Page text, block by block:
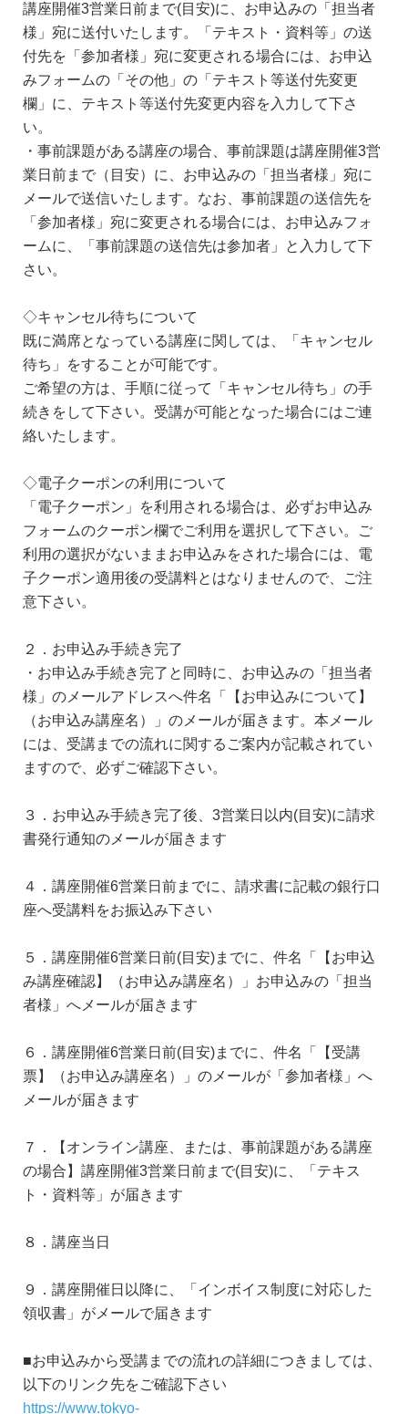
講座開催3営業日前まで(目安)に、お申込みの「担当者
様」宛に送付いたします。「テキスト・資料等」の送
付先を「参加者様」宛に変更される場合には、お申込
みフォームの「その他」の「テキスト等送付先変更
欄」に、テキスト等送付先変更内容を入力して下さ
い。
・事前課題がある講座の場合、事前課題は講座開催3営
業日前まで（目安）に、お申込みの「担当者様」宛に
メールで送信いたします。なお、事前課題の送信先を
「参加者様」宛に変更される場合には、お申込みフォ
ームに、「事前課題の送信先は参加者」と入力して下
さい。
◇キャンセル待ちについて
既に満席となっている講座に関しては、「キャンセル
待ち」をすることが可能です。
ご希望の方は、手順に従って「キャンセル待ち」の手
続きをして下さい。受講が可能となった場合にはご連
絡いたします。
◇電子クーポンの利用について
「電子クーポン」を利用される場合は、必ずお申込み
フォームのクーポン欄でご利用を選択して下さい。ご
利用の選択がないままお申込みをされた場合には、電
子クーポン適用後の受講料とはなりませんので、ご注
意下さい。
２．お申込み手続き完了
・お申込み手続き完了と同時に、お申込みの「担当者
様」のメールアドレスへ件名「【お申込みについて】
（お申込み講座名）」のメールが届きます。本メール
には、受講までの流れに関するご案内が記載されてい
ますので、必ずご確認下さい。
３．お申込み手続き完了後、3営業日以内(目安)に請求
書発行通知のメールが届きます
４．講座開催6営業日前までに、請求書に記載の銀行口
座へ受講料をお振込み下さい
５．講座開催6営業日前(目安)までに、件名「【お申込
み講座確認】（お申込み講座名）」お申込みの「担当
者様」へメールが届きます
６．講座開催6営業日前(目安)までに、件名「【受講
票】（お申込み講座名）」のメールが「参加者様」へ
メールが届きます
７．【オンライン講座、または、事前課題がある講座
の場合】講座開催3営業日前まで(目安)に、「テキス
ト・資料等」が届きます
８．講座当日
９．講座開催日以降に、「インボイス制度に対応した
領収書」がメールで届きます
■お申込みから受講までの流れの詳細につきましては、
以下のリンク先をご確認下さい
https://www.tokyo-